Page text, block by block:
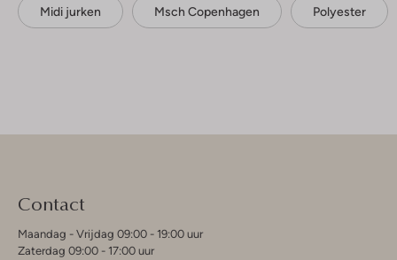
Midi jurken Msch Copenhagen Polyester
Contact
Maandag - Vrijdag 09:00 - 19:00 uur
Zaterdag 09:00 - 17:00 uur